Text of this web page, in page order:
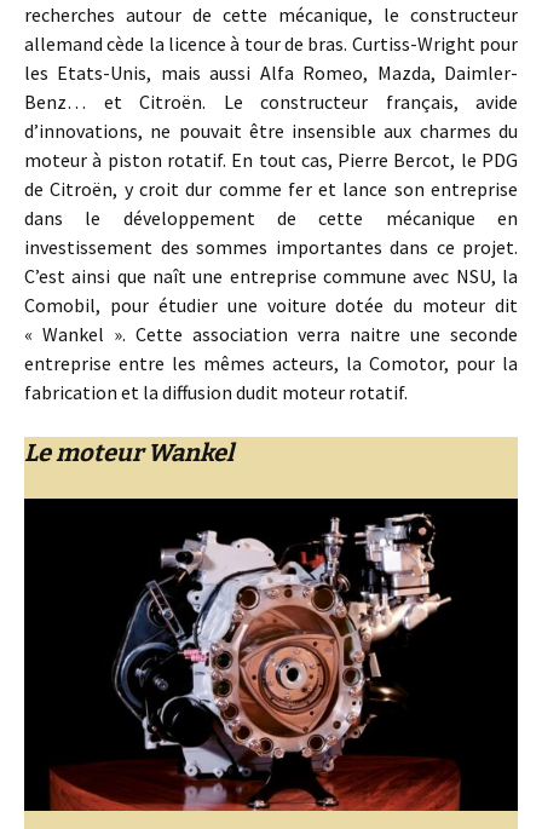
recherches autour de cette mécanique, le constructeur
allemand cède la licence à tour de bras. Curtiss-Wright pour
les Etats-Unis, mais aussi Alfa Romeo, Mazda, Daimler-
Benz… et Citroën. Le constructeur français, avide
d’innovations, ne pouvait être insensible aux charmes du
moteur à piston rotatif. En tout cas, Pierre Bercot, le PDG
de Citroën, y croit dur comme fer et lance son entreprise
dans le développement de cette mécanique en
investissement des sommes importantes dans ce projet.
C’est ainsi que naît une entreprise commune avec NSU, la
Comobil, pour étudier une voiture dotée du moteur dit
« Wankel ». Cette association verra naitre une seconde
entreprise entre les mêmes acteurs, la Comotor, pour la
fabrication et la diffusion dudit moteur rotatif.
Le moteur Wankel